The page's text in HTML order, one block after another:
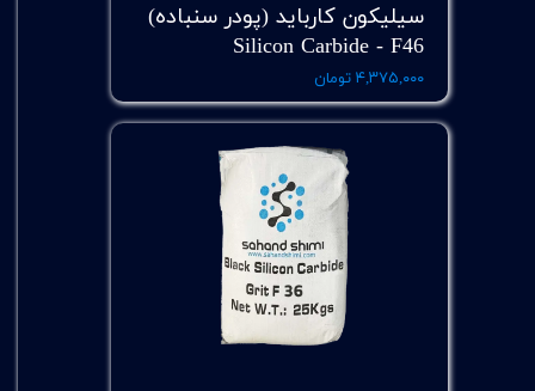
سیلیکون کارباید (پودر سنباده)
Silicon Carbide - F46
۴,۳۷۵,۰۰۰ تومان